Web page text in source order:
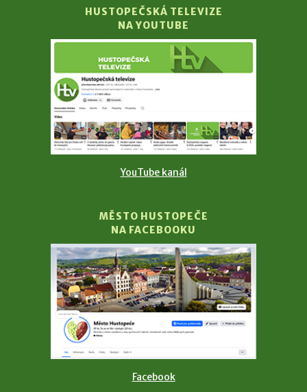
HUSTOPEČSKÁ TELEVIZE
NA YOUTUBE
YouTube kanál
MĚSTO HUSTOPEČE
NA FACEBOOKU
Facebook